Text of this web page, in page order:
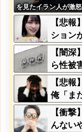
を見たイラン人が激
見せる内容じゃない｡
計り知れない｣←こ
w w w w w
【悲
ション
【闇
ら性被
まう・
【悲報
俺「ま
になり
んだが
【衝
んない